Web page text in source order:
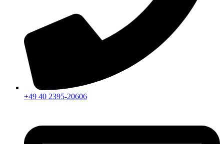
+49 40 2395-20606